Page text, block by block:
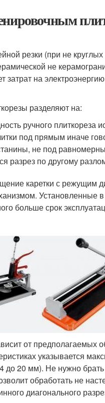
резки (при не
не
затрат на
разделяют на:
ручного плиткореза
под прямым иначе
не под
разрез по другому
каретки с режущим
Установленные
больше срок
от предполагаемых
указывается
20 мм). Не нужно
обработать не
диагонального